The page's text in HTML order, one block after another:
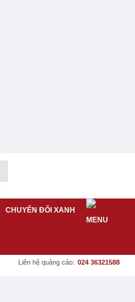
CHUYỂN ĐỔI XANH
Liên hệ quảng cáo: 024 36321588